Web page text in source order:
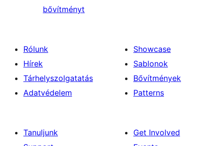
bővítményt
Rólunk
Hírek
Tárhelyszolgatatás
Adatvédelem
Showcase
Sablonok
Bővítmények
Patterns
Tanuljunk
Get Involved